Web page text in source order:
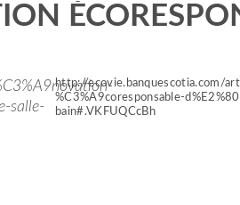
salle-
http://ecovie.banquescotia.com/
%C3%A9coresponsable-
bain#.VKFUQCcBh